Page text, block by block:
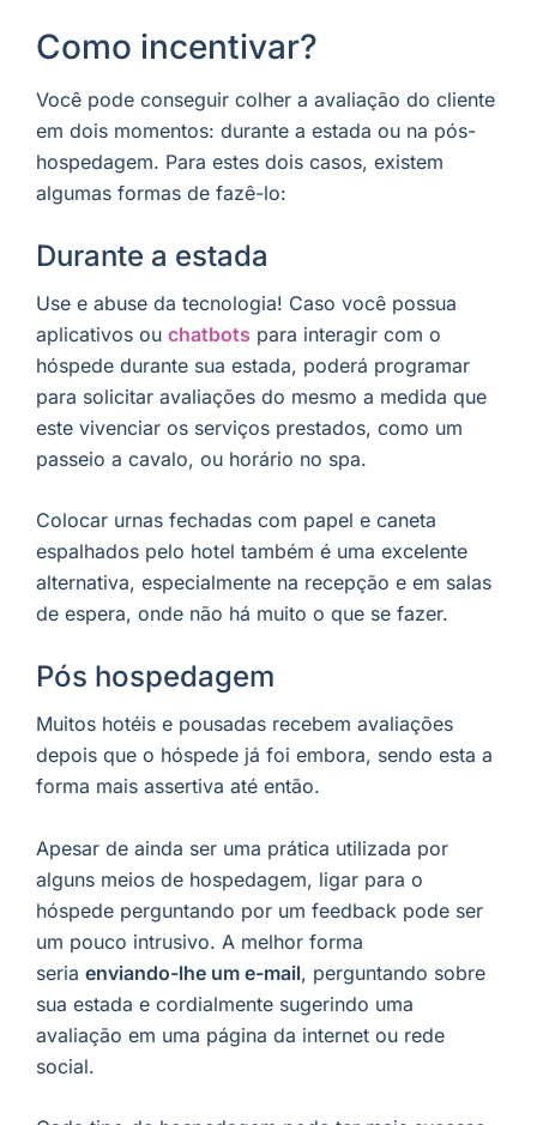
Como incentivar?
Você pode conseguir colher a avaliação do cliente
em dois momentos: durante a estada ou na pós-
hospedagem. Para estes dois casos, existem
algumas formas de fazê-lo:
Durante a estada
Use e abuse da tecnologia! Caso você possua
aplicativos ou chatbots para interagir com o
hóspede durante sua estada, poderá programar
para solicitar avaliações do mesmo a medida que
este vivenciar os serviços prestados, como um
passeio a cavalo, ou horário no spa.
Colocar urnas fechadas com papel e caneta
espalhados pelo hotel também é uma excelente
alternativa, especialmente na recepção e em salas
de espera, onde não há muito o que se fazer.
Pós hospedagem
Muitos hotéis e pousadas recebem avaliações
depois que o hóspede já foi embora, sendo esta a
forma mais assertiva até então.
Apesar de ainda ser uma prática utilizada por
alguns meios de hospedagem, ligar para o
hóspede perguntando por um feedback pode ser
um pouco intrusivo. A melhor forma
seria enviando-lhe um e-mail, perguntando sobre
sua estada e cordialmente sugerindo uma
avaliação em uma página da internet ou rede
social.